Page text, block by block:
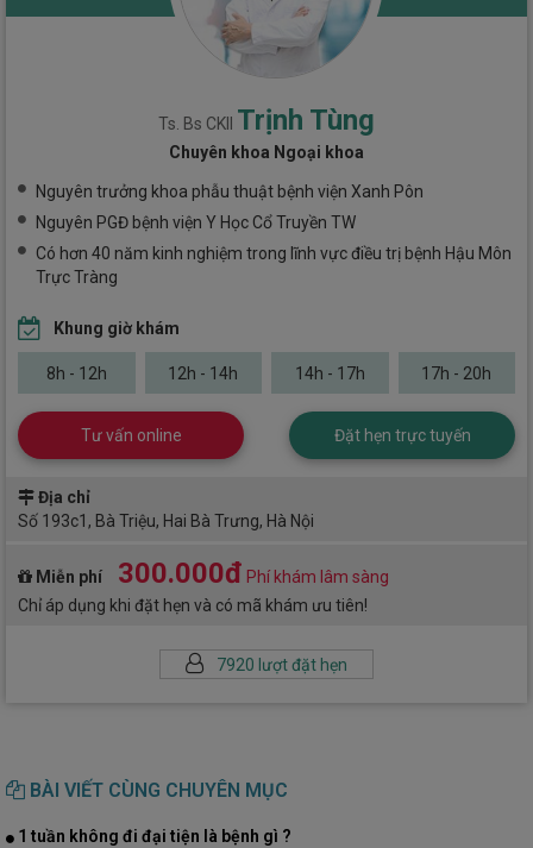
Ts. Bs CKII Trịnh Tùng
Chuyên khoa Ngoại khoa
Nguyên trưởng khoa phẫu thuật bệnh viện Xanh Pôn
Nguyên PGĐ bệnh viện Y Học Cổ Truyền TW
Có hơn 40 năm kinh nghiệm trong lĩnh vực điều trị bệnh Hậu Môn
Trực Tràng
7920 lượt đặt hẹn
Khung giờ khám
8h - 12h 12h - 14h 14h - 17h 17h - 20h
Tư vấn online Đặt hẹn trực tuyến
Địa chỉ
Số 193c1, Bà Triệu, Hai Bà Trưng, Hà Nội
Miễn phí 300.000đ Phí khám lâm sàng
Chỉ áp dụng khi đặt hẹn và có mã khám ưu tiên!
BÀI VIẾT CÙNG CHUYÊN MỤC
1 tuần không đi đại tiện là bệnh gì ?